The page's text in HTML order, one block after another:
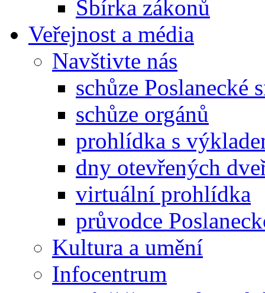
Sbírka zákonů
Veřejnost a média
Navštivte nás
schůze Poslanecké
schůze orgánů
prohlídka s
dny otevřených
virtuální prohlídka
průvodce
Kultura a umění
Infocentrum